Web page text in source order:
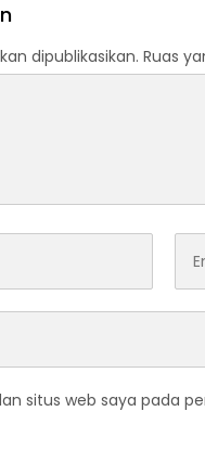
dipublikasikan. Ruas
situs web saya pada